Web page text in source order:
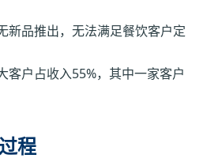
新品推出，无法满足餐饮客户定
客户占收入55%，其中一家客户
程